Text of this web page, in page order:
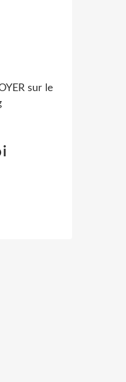
sur le